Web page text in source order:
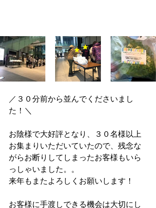
／３０分前から並んでくださいまし
た！＼
お陰様で大好評となり、３０名様以上
お集まりいただいていたので、残念な
がらお断りしてしまったお客様もいら
っしゃいました。。
来年もまたよろしくお願いします！
お客様に手渡しできる機会は大切にし